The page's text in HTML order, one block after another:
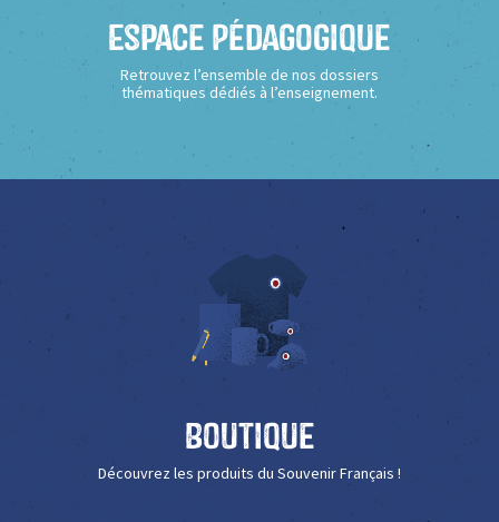
Espace Pédagogique
Retrouvez l’ensemble de nos dossiers
thématiques dédiés à l’enseignement.
Boutique
Découvrez les produits du Souvenir Français !